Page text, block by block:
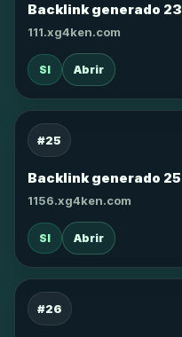
Backlink generado 23
111.xg4ken.com
SI Abrir
#25
Backlink generado 25
1156.xg4ken.com
SI Abrir
#26